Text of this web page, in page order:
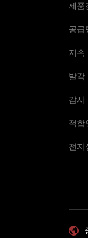
제품
공급
지속
발각
감사
적합
전자